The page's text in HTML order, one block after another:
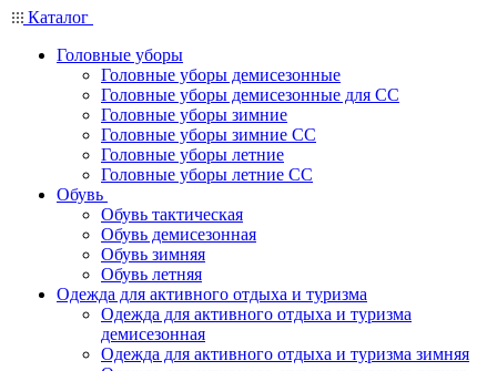
Каталог
Головные уборы
Головные уборы демисезонные
Головные уборы демисезонные для СС
Головные уборы зимние
Головные уборы зимние СС
Головные уборы летние
Головные уборы летние СС
Обувь
Обувь тактическая
Обувь демисезонная
Обувь зимняя
Обувь летняя
Одежда для активного отдыха и туризма
Одежда для активного отдыха и туризма
демисезонная
Одежда для активного отдыха и туризма зимняя